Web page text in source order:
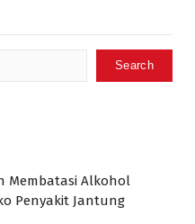
Search
Membatasi Alkohol
Penyakit Jantung